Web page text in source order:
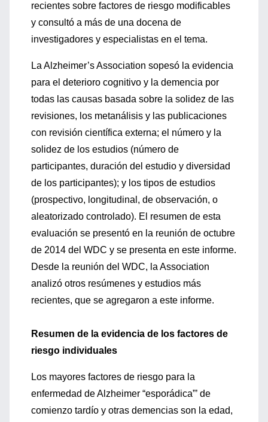
recientes sobre factores de riesgo modificables
y consultó a más de una docena de
investigadores y especialistas en el tema.
La Alzheimer’s Association sopesó la evidencia
para el deterioro cognitivo y la demencia por
todas las causas basada sobre la solidez de las
revisiones, los metanálisis y las publicaciones
con revisión científica externa; el número y la
solidez de los estudios (número de
participantes, duración del estudio y diversidad
de los participantes); y los tipos de estudios
(prospectivo, longitudinal, de observación, o
aleatorizado controlado). El resumen de esta
evaluación se presentó en la reunión de octubre
de 2014 del WDC y se presenta en este informe.
Desde la reunión del WDC, la Association
analizó otros resúmenes y estudios más
recientes, que se agregaron a este informe.
Resumen de la evidencia de los factores de
riesgo individuales
Los mayores factores de riesgo para la
enfermedad de Alzheimer “esporádica”’ de
comienzo tardío y otras demencias son la edad,